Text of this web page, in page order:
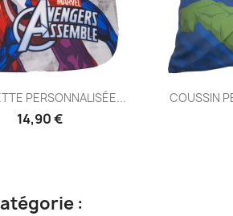
Aperçu rapide
PERSONNALISÉE...
14,90 €

COUSSIN
: